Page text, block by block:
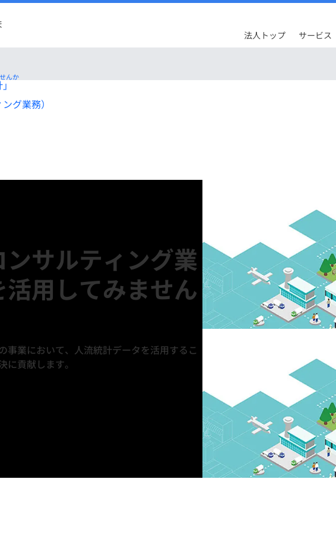
法人トップ サービス
んか
」
グ業務）
サルティング業
用してみません
事業において、人流統計データを活用するこ
貢献します。